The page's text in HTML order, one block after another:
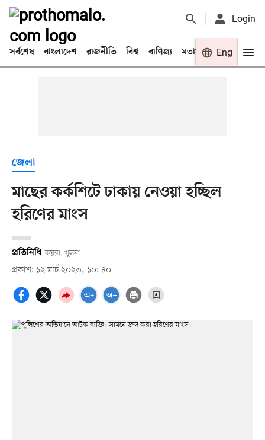
Login
সর্বশেষ বাংলাদেশ রাজনীতি বিশ্ব বাণিজ্য মতামত খেলা
Eng
জেলা
মাছের কর্কশিটে ঢাকায় নেওয়া হচ্ছিল
হরিণের মাংস
প্রতিনিধি কয়রা, খুলনা
প্রকাশ: ১২ মার্চ ২০২৩, ১০: ৪০